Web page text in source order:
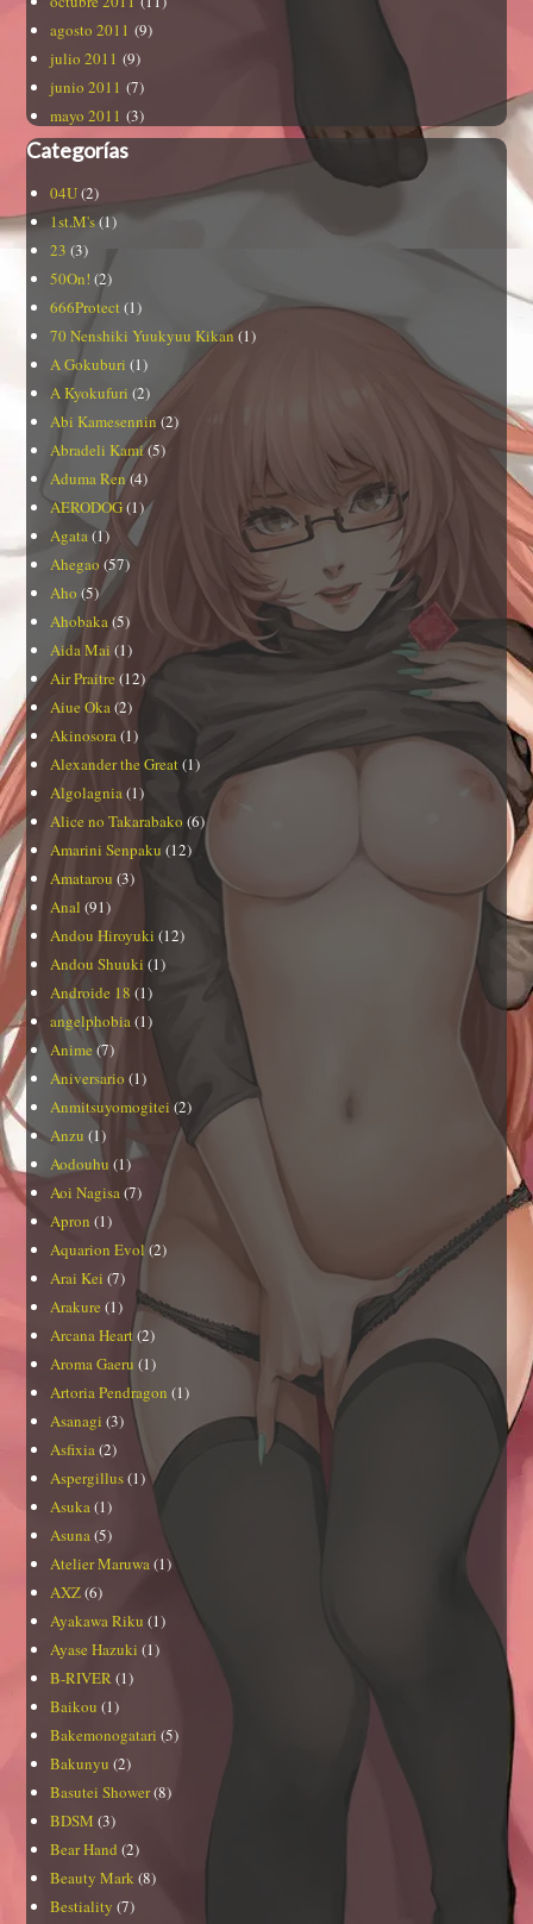
agosto 2011 (9)
julio 2011 (9)
junio 2011 (7)
mayo 2011 (3)
Categorías
04U(2)
1st.M's(1)
23 (3)
50On! (2)
666Protect (1)
70 Nenshiki Yuukyuu Kikan (1)
A Gokuburi (1)
A Kyokufuri (2)
Abi Kamesennin (2)
Abradeli Kami(5)
Aduma Ren(4)
AERODOG(1)
Agata(1)
Ahegao (57)
Aho (5)
Ahobaka(5)
Aida Mai (1)
Air Praitre (12)
Aiue Oka(2)
Akinosora(1)
Alexander the Great(1)
Algolagnia(1)
Alice no Takarabako (6)
Amarini Senpaku (12)
Amatarou (3)
Anal (91)
Andou Hiroyuki (12)
Andou Shuuki (1)
Androide 18 (1)
angelphobia(1)
Anime(7)
Aniversario (1)
Anmitsuyomogitei (2)
Anzu (1)
Aodouhu (1)
Aoi Nagisa(7)
Apron (1)
Aquarion Evol(2)
Arai Kei (7)
Arakure (1)
Arcana Heart(2)
Aroma Gaeru (1)
Artoria Pendragon (1)
Asanagi (3)
Asfixia(2)
Aspergillus(1)
Asuka(1)
Asuna(5)
Atelier Maruwa(1)
AXZ(6)
Ayakawa Riku (1)
Ayase Hazuki (1)
B-RIVER (1)
Baikou (1)
Bakemonogatari (5)
Bakunyu (2)
Basutei Shower(8)
BDSM (3)
Bear Hand (2)
Beauty Mark (8)
Bestiality (7)